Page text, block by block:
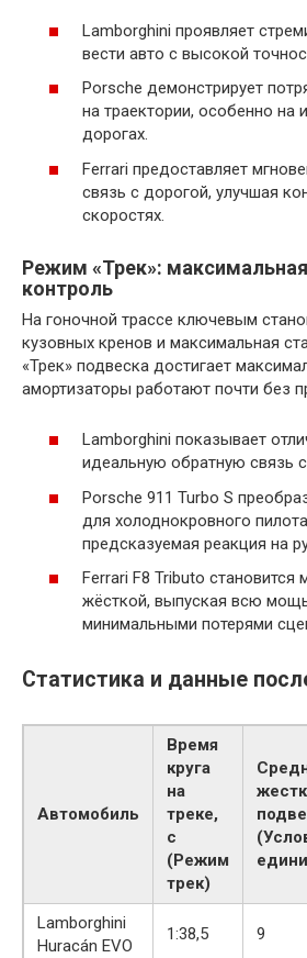
Lamborghini проявляет
вести авто с высокой
Porsche демонстрирует
на траектории, особенно на
дорогах.
Ferrari предоставляет
связь с дорогой, улучшая
скоростях.
Режим «Трек»:
контроль
На гоночной трассе ключевым
кузовных кренов и максимальная
«Трек» подвеска достигает
амортизаторы работают почти без
Lamborghini показывает
идеальную обратную связь
Porsche 911 Turbo S
для холоднокровного
предсказуемая реакция на
Ferrari F8 Tributo становится
жёсткой, выпуская всю
минимальными потерями
Статистика и данные
Автомобиль
Время
круга
на
треке,
с
(Режим
трек)
Lamborghini
Huracán EVO
1:38,5 9